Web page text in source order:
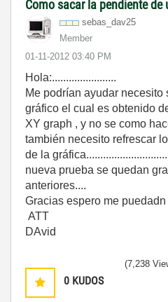
Como sacar la pendiente de
sebas_dav25
Member
‎01-11-2012 03:40 PM
Hola:.......................
Me podrían ayudar
gráfico el cual es obtenido
XY graph , y no se como
también necesito refrescar
de la
nueva prueba se quedan
anteriores....
Gracias espero me puedadn
ATT
DAvid
0 KUDOS
(7,238